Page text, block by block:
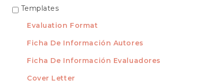
TEMPLATES
Templates
Evaluation Format
Ficha De Información Autores
Ficha De Información Evaluadores
Cover Letter